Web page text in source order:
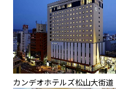
カンデオホテルズ松山大街道